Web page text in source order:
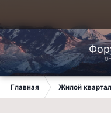
Главная Жилой квартал